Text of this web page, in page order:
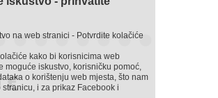
€
na web stranici - Potvrdite kolačiće
kako bi korisnicima web
moguće iskustvo, korisničku pomoć,
o korištenju web mjesta, što nam
i za prikaz Facebook i